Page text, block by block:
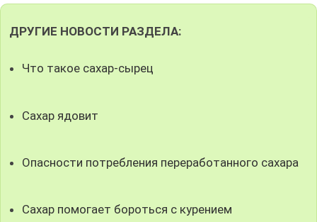
ДРУГИЕ НОВОСТИ РАЗДЕЛА:
Что такое сахар-сырец
Сахар ядовит
Опасности потребления переработанного сахара
Сахар помогает бороться с курением